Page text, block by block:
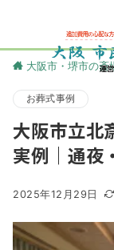
大阪市・堺市の斎
お葬式事例
大阪市立北
実例｜通夜
2025年12月29日